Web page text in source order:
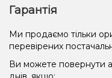
Гарантія
Ми продаємо тільки
перевірених
Ви можете повернути